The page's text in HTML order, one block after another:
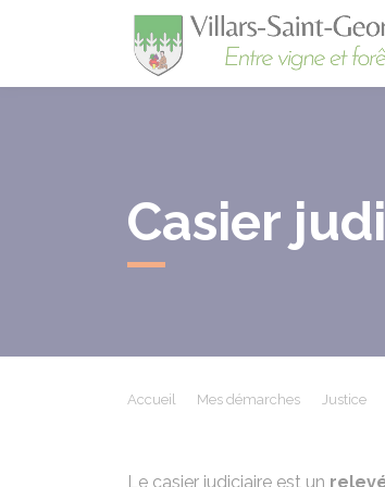
Casier
Accueil Mes démarches Justice
Le casier judiciaire est un